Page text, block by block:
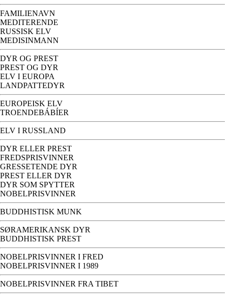
FAMILIENAVN
MEDITERENDE
RUSSISK ELV
MEDISINMANN
DYR OG PREST
PREST OG DYR
ELV I EUROPA
LANDPATTEDYR
EUROPEISK ELV
TROENDEBÁBÍER
ELV I RUSSLAND
DYR ELLER PREST
FREDSPRISVINNER
GRESSETENDE DYR
PREST ELLER DYR
DYR SOM SPYTTER
NOBELPRISVINNER
BUDDHISTISK MUNK
SØRAMERIKANSK DYR
BUDDHISTISK PREST
NOBELPRISVINNER I FRED
NOBELPRISVINNER I 1989
NOBELPRISVINNER FRA TIBET